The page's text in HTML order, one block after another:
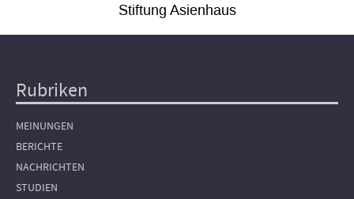
Stiftung Asienhaus
Hauptnavigation
Rubriken
MEINUNGEN
BERICHTE
NACHRICHTEN
STUDIEN